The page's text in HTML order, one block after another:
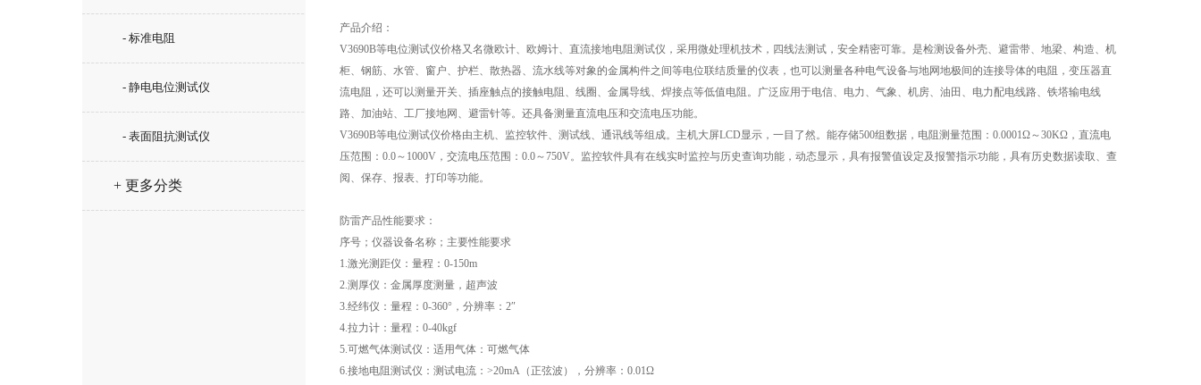
- 标准电阻
- 静电电位测试仪
- 表面阻抗测试仪
+ 更多分类
产品介绍：
V3690B等电位测试仪价格又名微欧计、欧姆计、直流接地电阻测试仪，采用微处理机技术，四线法测试，安全精密可靠。是检测设备外壳、避雷带、地梁、构造、机
柜、钢筋、水管、窗户、护栏、散热器、流水线等对象的金属构件之间等电位联结质量的仪表，也可以测量各种电气设备与地网地极间的连接导体的电阻，变压器直
流电阻，还可以测量开关、插座触点的接触电阻、线圈、金属导线、焊接点等低值电阻。广泛应用于电信、电力、气象、机房、油田、电力配电线路、铁塔输电线
路、加油站、工厂接地网、避雷针等。还具备测量直流电压和交流电压功能。
V3690B等电位测试仪价格由主机、监控软件、测试线、通讯线等组成。主机大屏LCD显示，一目了然。能存储500组数据，电阻测量范围：0.0001Ω～30KΩ，直流电
压范围：0.0～1000V，交流电压范围：0.0～750V。监控软件具有在线实时监控与历史查询功能，动态显示，具有报警值设定及报警指示功能，具有历史数据读取、查
阅、保存、报表、打印等功能。
防雷产品性能要求：
序号；仪器设备名称；主要性能要求
1.激光测距仪：量程：0-150m
2.测厚仪：金属厚度测量，超声波
3.经纬仪：量程：0-360°，分辨率：2″
4.拉力计：量程：0-40kgf
5.可燃气体测试仪：适用气体：可燃气体
6.接地电阻测试仪：测试电流：>20mA（正弦波），分辨率：0.01Ω